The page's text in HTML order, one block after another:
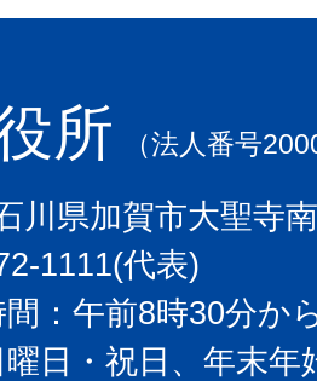
所 （法人番号
川県加賀市大聖寺
1111(代表)
：午前8時30分か
曜日・祝日、年末